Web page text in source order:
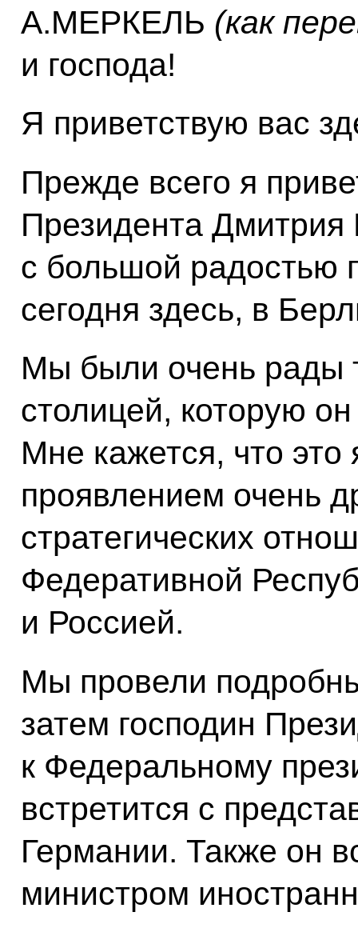
А.МЕРКЕЛЬ (как
и господа!
Я приветствую вас
Прежде всего я
Президента Дмитрия
с большой радостью
сегодня здесь, в
Мы были очень рады
столицей, которую
Мне кажется, что это
проявлением очень
стратегических
Федеративной
и Россией.
Мы провели
затем господин
к Федеральному
встретится с
Германии. Также он
министром